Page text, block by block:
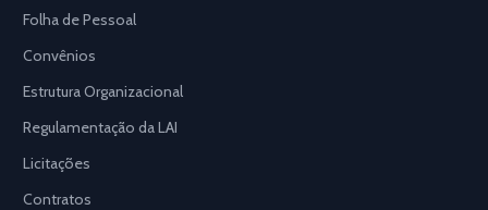
Folha de Pessoal
Convênios
Estrutura Organizacional
Regulamentação da LAI
Licitações
Contratos